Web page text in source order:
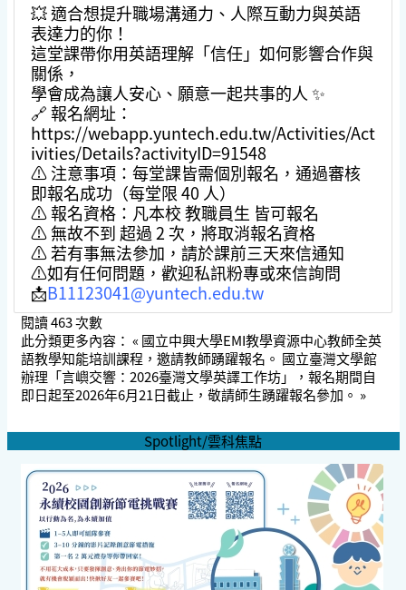
💥 適合想提升職場溝通力、人際互動力與英語
表達力的你！
這堂課帶你用英語理解「信任」如何影響合作與
關係，
學會成為讓人安心、願意一起共事的人 ✨
🔗 報名網址：
https://webapp.yuntech.edu.tw/Activities/Act
ivities/Details?activityID=91548
⚠️ 注意事項：每堂課皆需個別報名，通過審核
即報名成功（每堂限 40 人）
⚠️ 報名資格：凡本校 教職員生 皆可報名
⚠️ 無故不到 超過 2 次，將取消報名資格
⚠️ 若有事無法參加，請於課前三天來信通知
⚠️如有任何問題，歡迎私訊粉專或來信詢問
📩B11123041@yuntech.edu.tw
閱讀463次數
此分類更多內容： « 國立中興大學EMI教學資源中心教師全英
語教學知能培訓課程，邀請教師踴躍報名。 國立臺灣文學館
辦理「言嶼交響：2026臺灣文學英譯工作坊」，報名期間自
即日起至2026年6月21日截止，敬請師生踴躍報名參加。 »
Spotlight/雲科焦點